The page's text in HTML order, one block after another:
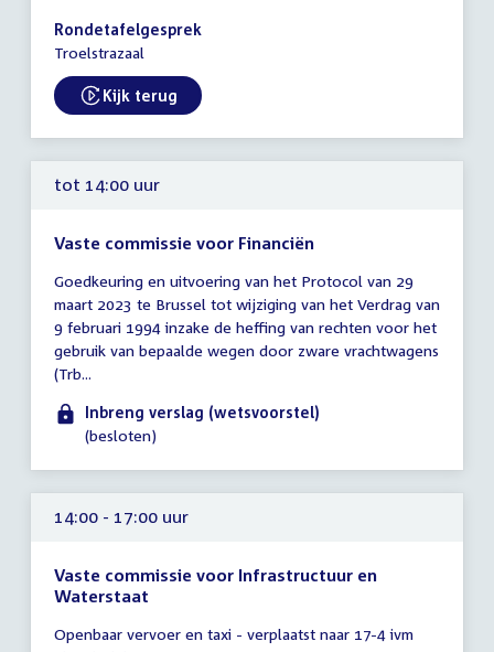
14:00
-
uur
Rondetafelgesprek
Troelstrazaal
External link:
Kijk terug
tot 14:00 uur
Vaste commissie voor Financiën
vergadering
tot
14:00
uur
Goedkeuring en uitvoering van het Protocol van 29
maart 2023 te Brussel tot wijziging van het Verdrag van
9 februari 1994 inzake de heffing van rechten voor het
gebruik van bepaalde wegen door zware vrachtwagens
(Trb...
Inbreng verslag (wetsvoorstel)
(besloten)
14:00 - 17:00 uur
Vaste commissie voor Infrastructuur en
Waterstaat
vergadering
Openbaar vervoer en taxi - verplaatst naar 17-4 ivm